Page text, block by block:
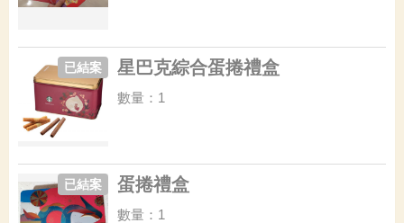
星巴克綜合蛋捲禮盒
已結案
數量：1
蛋捲禮盒
已結案
數量：1